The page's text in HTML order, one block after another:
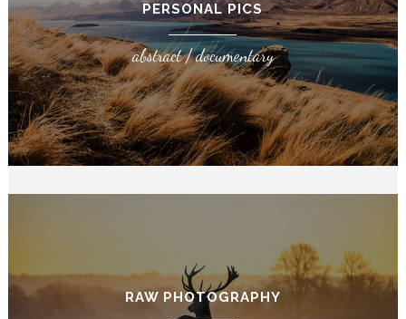
PERSONAL PICS
abstract / documentary
RAW PHOTOGRAPHY